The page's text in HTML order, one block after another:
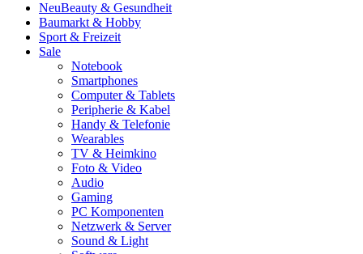
NeuBeauty & Gesundheit
Baumarkt & Hobby
Sport & Freizeit
Sale
Notebook
Smartphones
Computer & Tablets
Peripherie & Kabel
Handy & Telefonie
Wearables
TV & Heimkino
Foto & Video
Audio
Gaming
PC Komponenten
Netzwerk & Server
Sound & Light